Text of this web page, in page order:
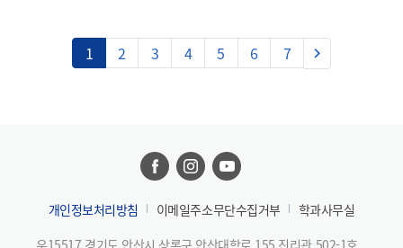
1 2 3 4 5 6 7 keyboard_arrow_right
개인정보처리방침 이메일주소무단수집거부
학과사무실
우15517 경기도 안산시 상록구 안산대학로 155 진리관 502-1호